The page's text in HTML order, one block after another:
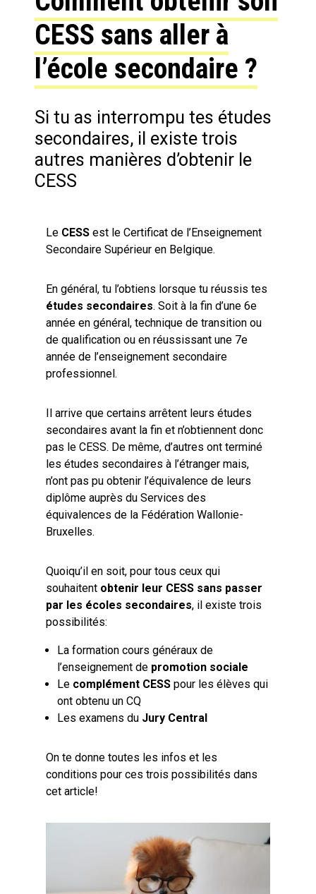
CESS sans aller à
l’école secondaire ?
Si tu as interrompu tes études
secondaires, il existe trois
autres manières d’obtenir le
CESS
Le CESS est le Certificat de l’Enseignement
Secondaire Supérieur en Belgique.
En général, tu l’obtiens lorsque tu réussis tes
études secondaires. Soit à la fin d’une 6e
année en général, technique de transition ou
de qualification ou en réussissant une 7e
année de l’enseignement secondaire
professionnel.
Il arrive que certains arrêtent leurs études
secondaires avant la fin et n’obtiennent donc
pas le CESS. De même, d’autres ont terminé
les études secondaires à l’étranger mais,
n’ont pas pu obtenir l’équivalence de leurs
diplôme auprès du Services des
équivalences de la Fédération Wallonie-
Bruxelles.
Quoiqu’il en soit, pour tous ceux qui
souhaitent obtenir leur CESS sans passer
par les écoles secondaires, il existe trois
possibilités:
La formation cours généraux de
l’enseignement de promotion sociale
Le complément CESS pour les élèves qui
ont obtenu un CQ
Les examens du Jury Central
On te donne toutes les infos et les
conditions pour ces trois possibilités dans
cet article!